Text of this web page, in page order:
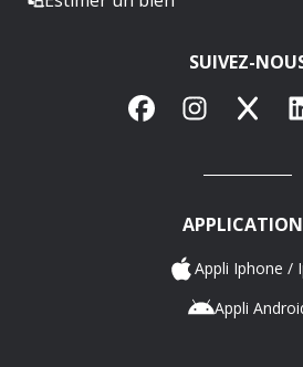
SUIVEZ-
FacebookInstagram
X
Appli Iphone /
Appli